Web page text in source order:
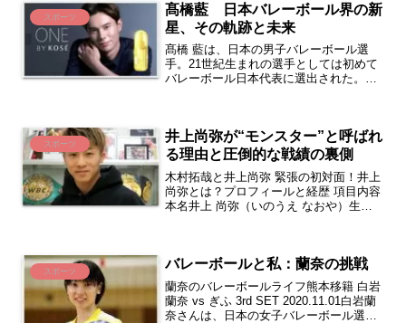
スポーツ
髙橋藍 日本バレーボール界の新
星、その軌跡と未来
髙橋 藍は、日本の男子バレーボール選
手。21世紀生まれの選手としては初めて
バレーボール日本代表に選出された。
す未来【ユメミルノート...
スポーツ
井上尚弥が“モンスター”と呼ばれ
る理由と圧倒的な戦績の裏側
木村拓哉と井上尚弥 緊張の初対面！井上
尚弥とは？プロフィールと経歴 項目内容
本名井上 尚弥（いのうえ なおや）生年
（Mons...
スポーツ バレーボールと私：蘭奈の挑戦
蘭奈のバレーボールライフ熊本移籍 白岩
蘭奈 vs ぎふ 3rd SET 2020.11.01白岩蘭
奈さんは、日本の女子バレーボール選手